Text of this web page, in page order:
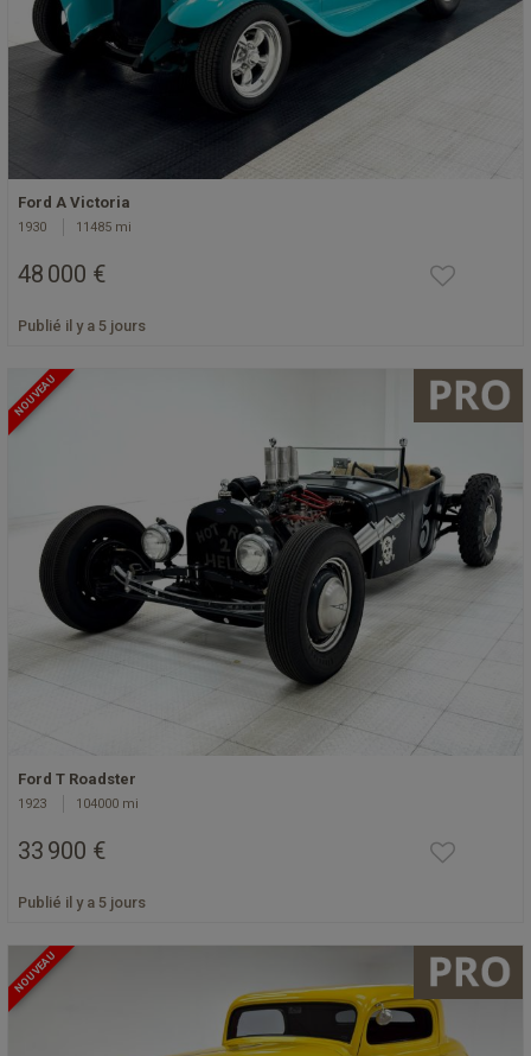
Ford A Victoria
1930 11485 mi
48 000 €
Publié il y a 5 jours
NOUVEAU
Ford T Roadster
1923 104000 mi
33 900 €
Publié il y a 5 jours
NOUVEAU